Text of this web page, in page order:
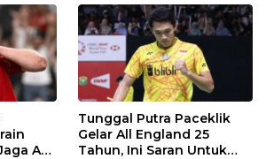
Asa
Tunggal Putra Paceklik
Gelar All England 25
Tahun, Ini Saran Untuk